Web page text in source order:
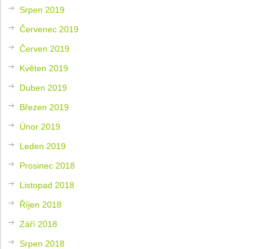
Srpen 2019
Červenec 2019
Červen 2019
Květen 2019
Duben 2019
Březen 2019
Únor 2019
Leden 2019
Prosinec 2018
Listopad 2018
Říjen 2018
Září 2018
Srpen 2018